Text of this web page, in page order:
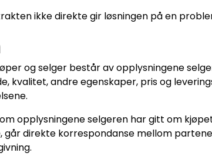
ikke direkte gir løsningen på en
og selger består av opplysningene
kvalitet, andre egenskaper, pris og
opplysningene selgeren har gitt om
går direkte korrespondanse mellom